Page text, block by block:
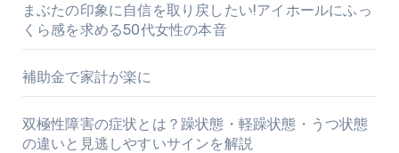
まぶたの印象に自信を取り戻したい!アイホールにふっ
くら感を求める50代女性の本音
補助金で家計が楽に
双極性障害の症状とは？躁状態・軽躁状態・うつ状態
の違いと見逃しやすいサインを解説